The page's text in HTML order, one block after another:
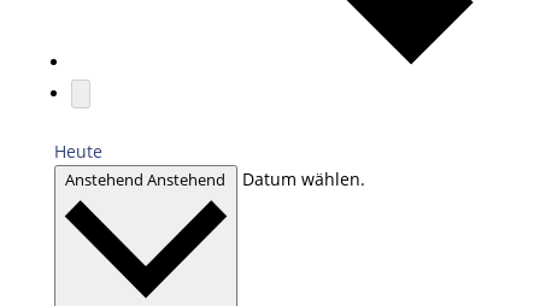
Heute
AnstehendAnstehend Datum wählen.